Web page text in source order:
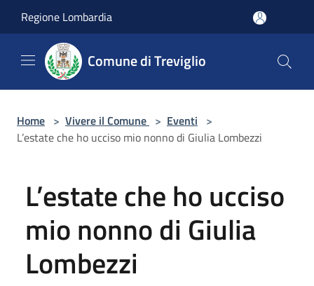
Regione Lombardia
Comune di Treviglio
Home > Vivere il Comune > Eventi >
L’estate che ho ucciso mio nonno di Giulia Lombezzi
L’estate che ho ucciso
mio nonno di Giulia
Lombezzi